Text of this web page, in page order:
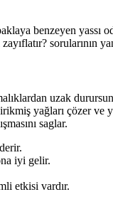
benzeyen yassı
sorularının
uzak
yağları çözer ve
saglar.
iyi gelir.
etkisi vardır.